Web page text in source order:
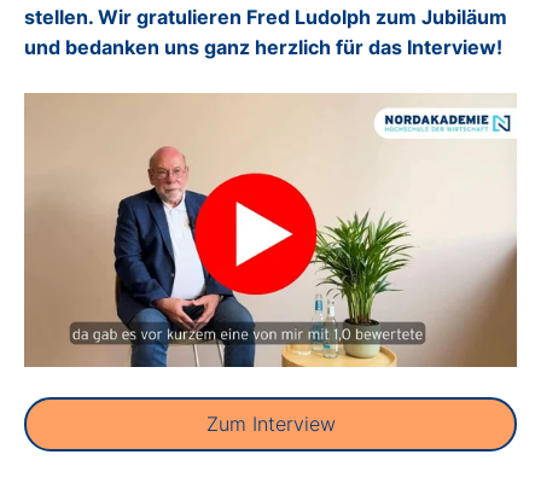
stellen. Wir gratulieren Fred Ludolph zum Jubiläum
und bedanken uns ganz herzlich für das Interview!
Zum Interview